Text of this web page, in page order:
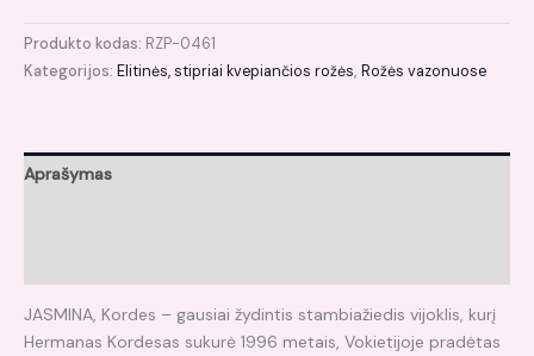
Produkto kodas: RZP-0461
Kategorijos: Elitinės, stipriai kvepiančios rožės, Rožės vazonuose
Aprašymas
JASMINA, Kordes – gausiai žydintis stambiažiedis vijoklis, kurį
Hermanas Kordesas sukurė 1996 metais, Vokietijoje pradėtas